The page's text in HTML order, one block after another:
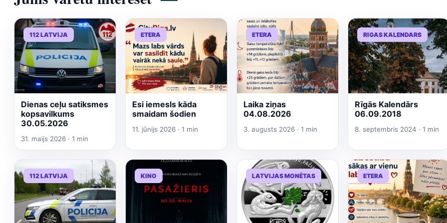
112 LATVIJA
Dienas ceļu satiksmes
kopsavilkums
30.05.2026
31. maijs 2026 · 1 min
ETERA
Esi iemesls kāda
smaidam šodien
11. jūnijs 2026 · 1 min
ETERA
Laika ziņas
04.08.2026
3. augusts 2026 · 1 min
RIGAS KALENDARS
Rīgās Kalendārs
06.09.2018
8. septembris 2024 · 1 min
112 LATVIJA KINO LATVIJAS MONĒTAS ETERA